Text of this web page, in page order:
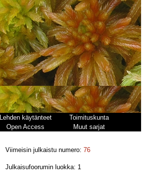
Lehden käytänteet
Toimituskunta
Open Access Muut sarjat
Viimeisin julkaistu numero:76
Julkaisufoorumin luokka: 1